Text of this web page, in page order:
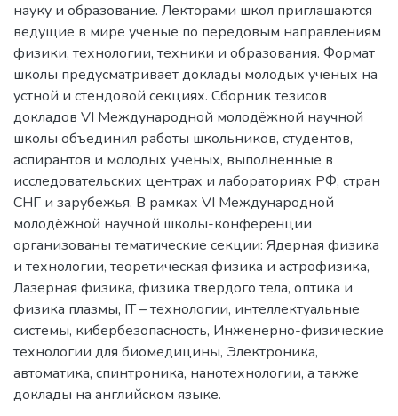
науку и образование. Лекторами школ приглашаются
ведущие в мире ученые по передовым направлениям
физики, технологии, техники и образования. Формат
школы предусматривает доклады молодых ученых на
устной и стендовой секциях. Сборник тезисов
докладов VI Международной молодёжной научной
школы объединил работы школьников, студентов,
аспирантов и молодых ученых, выполненные в
исследовательских центрах и лабораториях РФ, стран
СНГ и зарубежья. В рамках VI Международной
молодёжной научной школы-конференции
организованы тематические секции: Ядерная физика
и технологии, теоретическая физика и астрофизика,
Лазерная физика, физика твердого тела, оптика и
физика плазмы, IT – технологии, интеллектуальные
системы, кибербезопасность, Инженерно-физические
технологии для биомедицины, Электроника,
автоматика, спинтроника, нанотехнологии, а также
доклады на английском языке.